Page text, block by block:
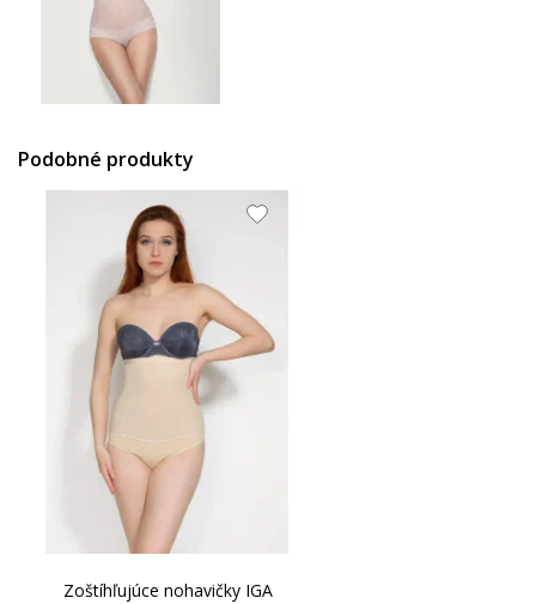
Podobné produkty
Zoštíhľujúce nohavičky IGA